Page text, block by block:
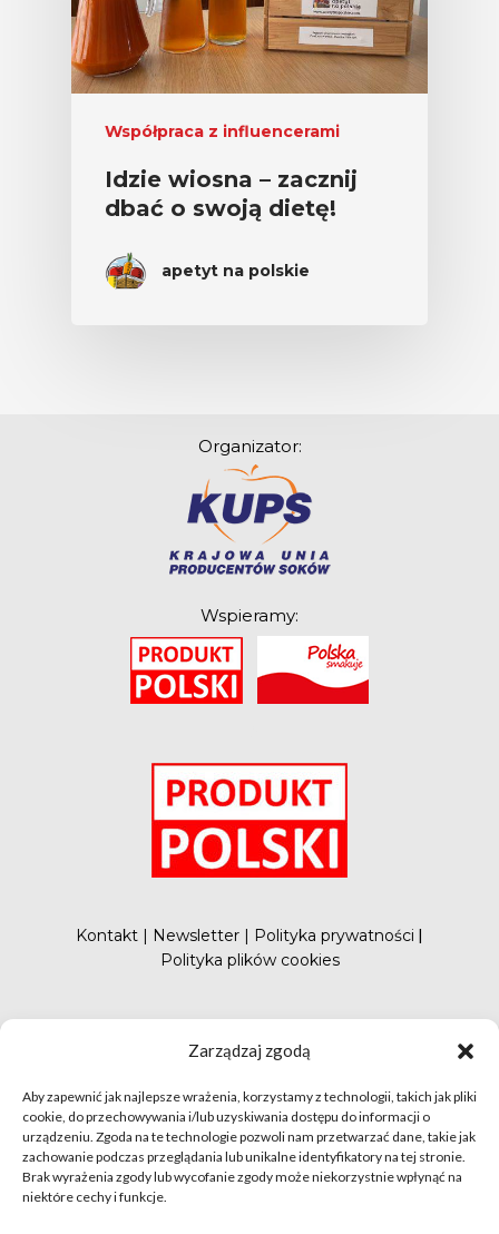
Zarządzaj zgodą
Aby zapewnić jak najlepsze wrażenia, korzystamy z technologii, takich jak pliki
cookie, do przechowywania i/lub uzyskiwania dostępu do informacji o
urządzeniu. Zgoda na te technologie pozwoli nam przetwarzać dane, takie jak
zachowanie podczas przeglądania lub unikalne identyfikatory na tej stronie.
Brak wyrażenia zgody lub wycofanie zgody może niekorzystnie wpłynąć na
niektóre cechy i funkcje.
Współpraca z influencerami
Idzie wiosna – zacznij
dbać o swoją dietę!
apetyt na polskie
Organizator:
Wspieramy:
Kontakt | Newsletter | Polityka prywatności |
Polityka plików cookies